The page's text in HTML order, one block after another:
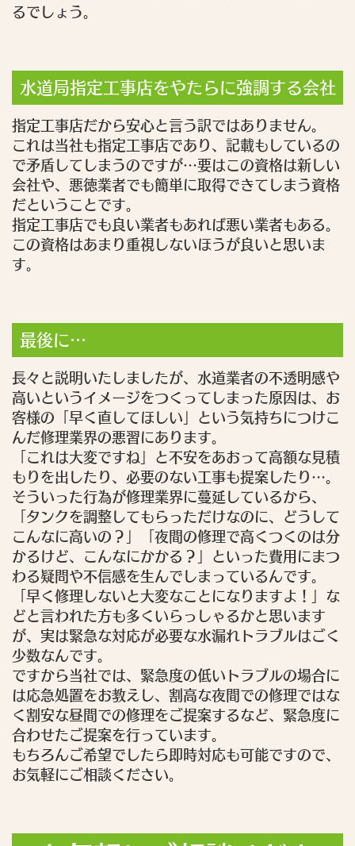
るでしょう。
水道局指定工事店をやたらに強調する会社
指定工事店だから安心と言う訳ではありません。
これは当社も指定工事店であり、記載もしているの
で矛盾してしまうのですが…要はこの資格は新しい
会社や、悪徳業者でも簡単に取得できてしまう資格
だということです。
指定工事店でも良い業者もあれば悪い業者もある。
この資格はあまり重視しないほうが良いと思いま
す。
最後に…
長々と説明いたしましたが、水道業者の不透明感や
高いというイメージをつくってしまった原因は、お
客様の「早く直してほしい」という気持ちにつけこ
んだ修理業界の悪習にあります。
「これは大変ですね」と不安をあおって高額な見積
もりを出したり、必要のない工事も提案したり…。
そういった行為が修理業界に蔓延しているから、
「タンクを調整してもらっただけなのに、どうして
こんなに高いの？」「夜間の修理で高くつくのは分
かるけど、こんなにかかる？」といった費用にまつ
わる疑問や不信感を生んでしまっているんです。
「早く修理しないと大変なことになりますよ！」な
どと言われた方も多くいらっしゃるかと思います
が、実は緊急な対応が必要な水漏れトラブルはごく
少数なんです。
ですから当社では、緊急度の低いトラブルの場合に
は応急処置をお教えし、割高な夜間での修理ではな
く割安な昼間での修理をご提案するなど、緊急度に
合わせたご提案を行っています。
もちろんご希望でしたら即時対応も可能ですので、
お気軽にご相談ください。